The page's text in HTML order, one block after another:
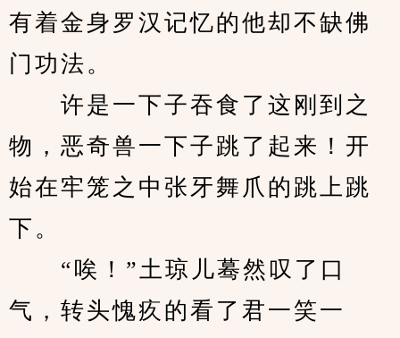
有着金身罗汉记忆的他却不缺佛
门功法。
许是一下子吞食了这刚到之
物，恶奇兽一下子跳了起来！开
始在牢笼之中张牙舞爪的跳上跳
下。
“唉！”土琼儿蓦然叹了口
气，转头愧疚的看了君一笑一